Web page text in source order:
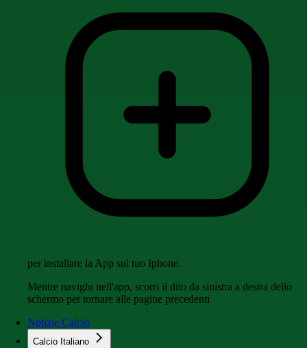
per installare la App sul tuo Iphone.
Mentre navighi nell'app, scorri il dito da sinistra a destra dello
schermo per tornare alle pagine precedenti
Notizie Calcio
Calcio Italiano